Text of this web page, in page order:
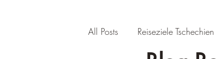
All Posts Reiseziele Tschechien